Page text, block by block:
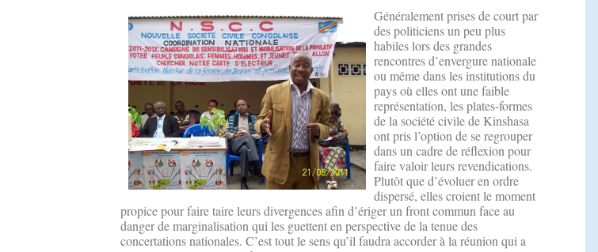
Généralement prises de court par
des politiciens un peu plus
habiles lors des grandes
rencontres d’envergure nationale
ou même dans les institutions du
pays où elles ont une faible
représentation, les plates-formes
de la société civile de Kinshasa
ont pris l’option de se regrouper
dans un cadre de réflexion pour
faire valoir leurs revendications.
Plutôt que d’évoluer en ordre
dispersé, elles croient le moment
propice pour faire taire leurs divergences afin d’ériger un front commun face au
danger de marginalisation qui les guettent en perspective de la tenue des
concertations nationales. C’est tout le sens qu’il faudra accorder à la réunion qui a